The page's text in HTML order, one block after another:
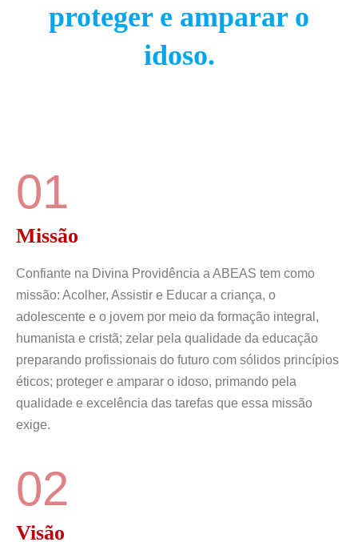
proteger e amparar o
idoso.
Missão
01
Confiante na Divina Providência a ABEAS tem como
missão: Acolher, Assistir e Educar a criança, o
adolescente e o jovem por meio da formação integral,
humanista e cristã; zelar pela qualidade da educação
preparando profissionais do futuro com sólidos princípios
éticos; proteger e amparar o idoso, primando pela
qualidade e excelência das tarefas que essa missão
exige.
Visão
02